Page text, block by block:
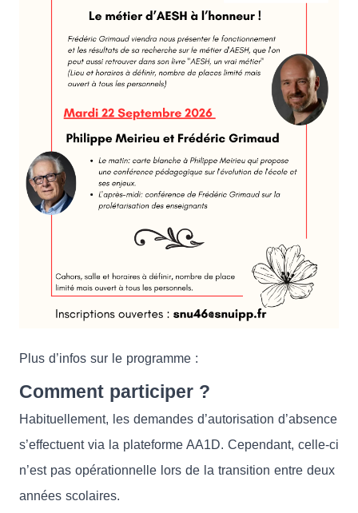
Plus d’infos sur le programme :
Comment participer ?
Habituellement, les demandes d’autorisation d’absence
s’effectuent via la plateforme AA1D. Cependant, celle-ci
n’est pas opérationnelle lors de la transition entre deux
années scolaires.